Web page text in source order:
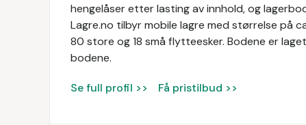
hengelåser etter lasting av innhold, og
Lagre.no tilbyr mobile lagre med størrelse på
80 store og 18 små flytteesker. Bodene er
bodene.
Se full profil >> Få pristilbud >>